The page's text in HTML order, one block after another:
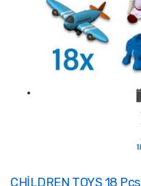
CHİLDREN TOYS 18 Pcs